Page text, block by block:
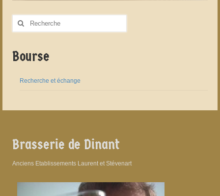
Rechercher
Bourse
Recherche et échange
Brasserie de Dinant
Anciens Etablissements Laurent et Stévenart